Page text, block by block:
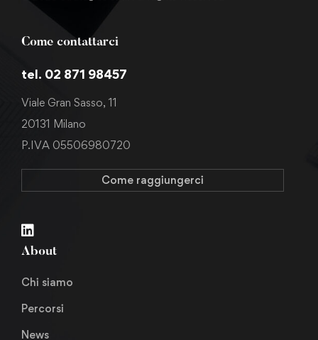
Come contattarci
tel. 02 871 98457
Viale Gran Sasso, 11
20131 Milano
P.IVA 05506980720
Come raggiungerci
About
Chi siamo
Percorsi
News